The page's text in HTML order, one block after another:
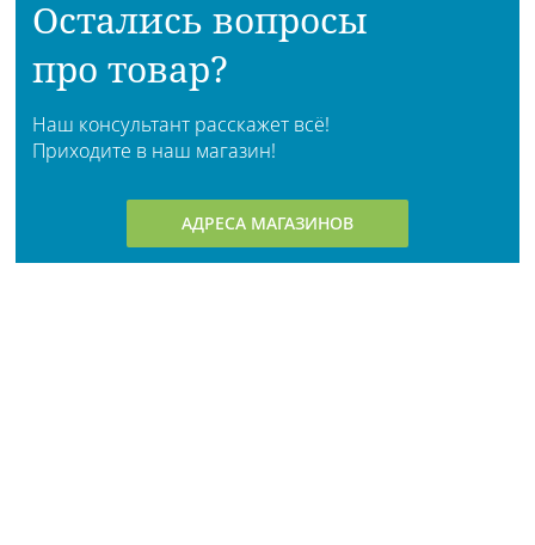
Остались вопросы
про товар?
Наш консультант расскажет всё!
Приходите в наш магазин!
АДРЕСА МАГАЗИНОВ